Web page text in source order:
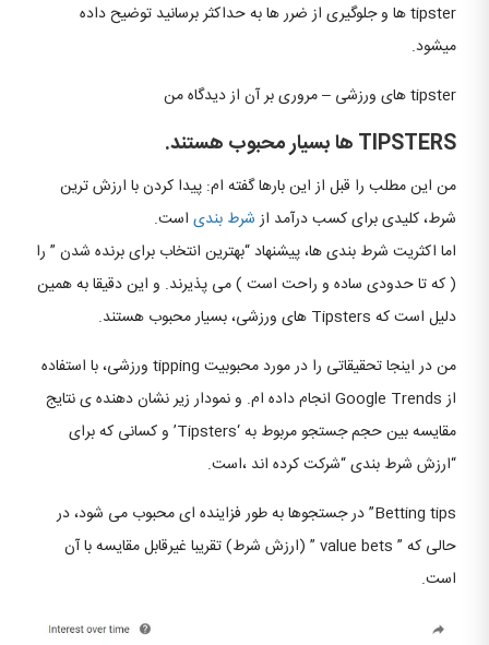
tipster ها و جلوگیری از ضرر ها به حداکثر برسانید توضیح داده
میشود.
tipster های ورزشی – مروری بر آن از دیدگاه من
TIPSTERS ها بسیار محبوب هستند.
من این مطلب را قبل از این بارها گفته ام: پیدا کردن با ارزش ترین
شرط، کلیدی برای کسب درآمد ازشرط بندی است.
اما اکثریت شرط بندی ها، پیشنهاد “بهترین انتخاب برای برنده شدن ” را
( که تا حدودی ساده و راحت است ) می پذیرند. و این دقیقا به همین
دلیل است که Tipsters های ورزشی، بسیار محبوب هستند.
من در اینجا تحقیقاتی را در مورد محبوبیت tipping ورزشی، با استفاده
از Google Trends انجام داده ام. و نمودار زیر نشان دهنده ی نتایج
مقایسه بین حجم جستجو مربوط به ‘Tipsters’ و کسانی که برای
“ارزش شرط بندی “شرکت کرده اند ،است.
Betting tips” در جستجوها به طور فزاینده ای محبوب می شود، در
حالی که ” value bets ” (ارزش شرط) تقریبا غیرقابل مقایسه با آن
است.